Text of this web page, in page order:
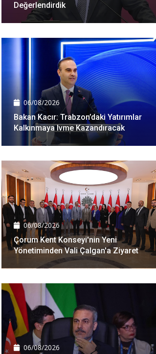
Değerlendirdik
06/08/2026
Bakan Kacır: Trabzon’daki Yatırımlar
Kalkınmaya Ivme Kazandıracak
06/08/2026
Çorum Kent Konseyi'nin Yeni
Yönetiminden Vali Çalgan'a Ziyaret
06/08/2026